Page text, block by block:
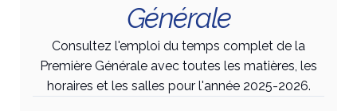
Générale
Consultez l'emploi du temps complet de la
Première Générale avec toutes les matières, les
horaires et les salles pour l'année 2025-2026.